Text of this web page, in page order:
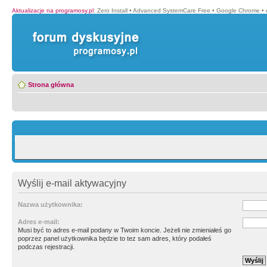
Aktualizacje na programosy.pl: Zero Install • Advanced SystemCare Free • Google Chrome •
Strona główna
Wyślij e-mail aktywacyjny
Nazwa użytkownika:
Adres e-mail:
Musi być to adres e-mail podany w Twoim koncie. Jeżeli nie zmieniałeś go
poprzez panel użytkownika będzie to tez sam adres, który podałeś
podczas rejestracji.